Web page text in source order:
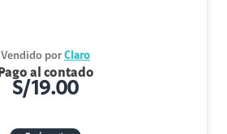
Vendido por Claro
Pago al contado
S/19.00